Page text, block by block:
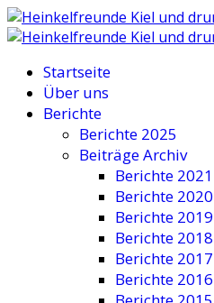
Startseite
Über uns
Berichte
Berichte 2025
Beiträge Archiv
Berichte 2021
Berichte 2020
Berichte 2019
Berichte 2018
Berichte 2017
Berichte 2016